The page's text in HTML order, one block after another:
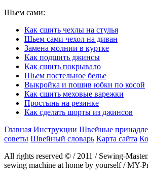
Шьем сами:
Как сшить чехлы на стулья
Шьем сами чехол на диван
Замена молнии в куртке
Как подшить джинсы
Как сшить покрывало
Шьем постельное белье
Выкройка и пошив юбки по косой
Как сшить меховые варежки
Простынь на резинке
Как сделать шорты из джинсов
Главная Инструкции Швейные
советы Швейный словарь Карта сайта
All rights reserved © / 2011 / Sewing-
sewing machine at home by yourself / MY-